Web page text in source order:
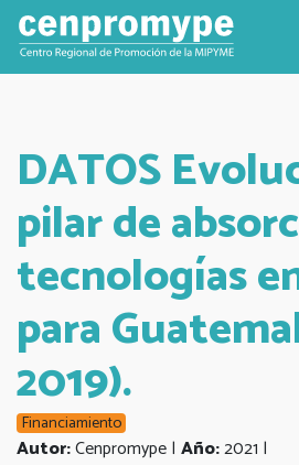
DATOS
pilar de
tecnologías
para
2019).
Financiamiento
Autor:Cenpromype | Año:2021 |